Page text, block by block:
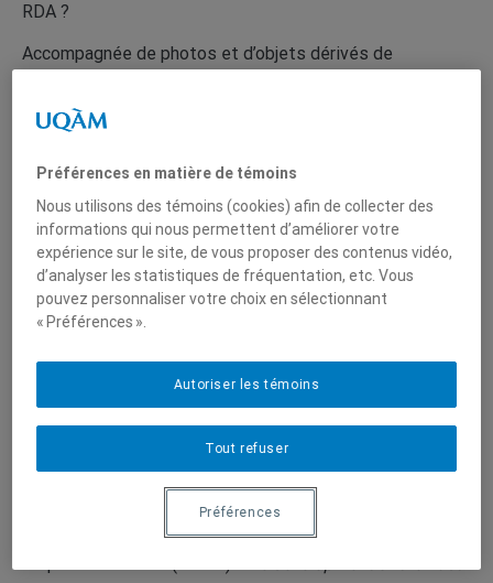
RDA ?
Accompagnée de photos et d’objets dérivés de
permettra d’en apprendre plus sur les origines de
des années 1990. Vous aurez ainsi l’occasion de vous
familiariser avec son histoire et de méditer sur la
signification de l’ Ampelmännchende nos jours.
Articles
La genèse d’un mignon petit bonhomme lumineux
La disparition puis la commercialisation de
Préférences en matière de témoins
Nous utilisons des témoins (cookies) afin de collecter des
informations qui nous permettent d’améliorer votre
expérience sur le site, de vous proposer des contenus vidéo,
d’analyser les statistiques de fréquentation, etc. Vous
pouvez personnaliser votre choix en sélectionnant
« Préférences ».
Tout refuser
Autoriser les témoins
Préférences